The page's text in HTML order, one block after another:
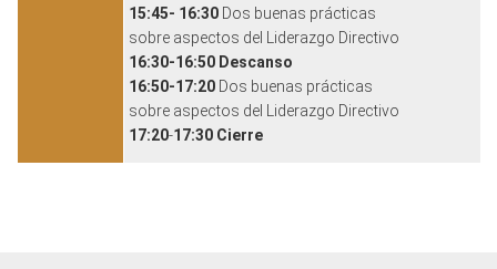
15:45- 16:30 Dos buenas prácticas
sobre aspectos del Liderazgo Directivo
16:30-16:50 Descanso
16:50-17:20 Dos buenas prácticas
sobre aspectos del Liderazgo Directivo
17:20-17:30 Cierre